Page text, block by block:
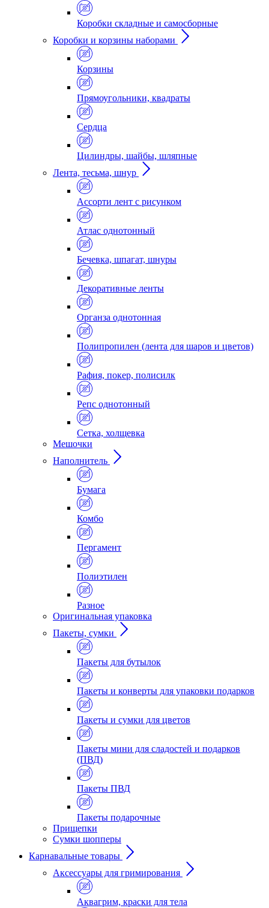
Коробки складные и самосборные
Коробки и корзины наборами
Корзины
Прямоугольники, квадраты
Сердца
Цилиндры, шайбы, шляпные
Лента, тесьма, шнур
Ассорти лент с рисунком
Атлас однотонный
Бечевка, шпагат, шнуры
Декоративные ленты
Органза однотонная
Полипропилен (лента для шаров и цветов)
Рафия, покер, полисилк
Репс однотонный
Сетка, холщевка
Мешочки
Наполнитель
Бумага
Комбо
Пергамент
Полиэтилен
Разное
Оригинальная упаковка
Пакеты, сумки
Пакеты для бутылок
Пакеты и конверты для упаковки подарков
Пакеты и сумки для цветов
Пакеты мини для сладостей и подарков
(ПВД)
Пакеты ПВД
Пакеты подарочные
Прищепки
Сумки шопперы
Карнавальные товары
Аксессуары для гримирования
Аквагрим, краски для тела